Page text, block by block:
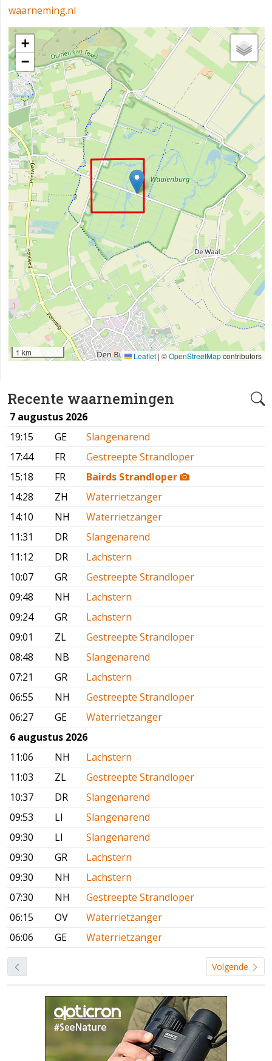
Recente waarnemingen
7 augustus 2026
19:15
GE
Slangenarend
17:44
FR
Gestreepte Strandloper
15:18
FR
Bairds Strandloper
14:28
ZH
Waterrietzanger
14:10
NH
Waterrietzanger
11:31
DR
Slangenarend
11:12
DR
Lachstern
10:07
GR
Gestreepte Strandloper
09:48
NH
Lachstern
09:24
GR
Lachstern
09:01
ZL
Gestreepte Strandloper
08:48
NB
Slangenarend
07:21
GR
Lachstern
06:55
NH
Gestreepte Strandloper
06:27
GE
Waterrietzanger
6 augustus 2026
11:06
NH
Lachstern
11:03
ZL
Gestreepte Strandloper
10:37
DR
Slangenarend
09:53
LI
Slangenarend
09:30
LI
Slangenarend
09:30
GR
Lachstern
09:30
NH
Lachstern
07:30
NH
Gestreepte Strandloper
06:15
OV
Waterrietzanger
06:06
GE Waterrietzanger
Volgende
waarneming.nl
+
−
1 km Leaflet | ©OpenStreetMapcontributors